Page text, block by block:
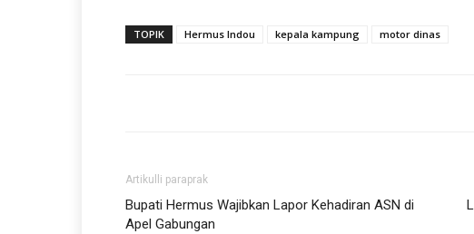
TOPIK Hermus Indou kepala kampung motor dinas
Artikulli paraprak
Bupati Hermus Wajibkan Lapor Kehadiran ASN di
Apel Gabungan